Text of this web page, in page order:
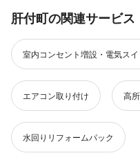
肝付町の関連サービス
室内コンセント増設・電気ス
エアコン取り付け 高
水回りリフォームパック